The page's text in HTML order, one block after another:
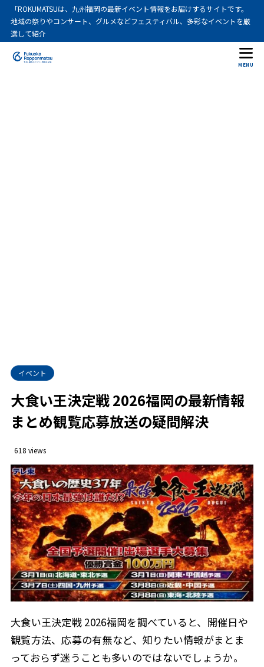
「ROKUMATSUは、九州福岡の最新イベント情報をお届けするサイトです。
地域の祭りやコンサート、グルメなどフェスティバル、多彩なイベントを厳
選して紹介
MENU
イベント
大食い王決定戦 2026福岡の最新情報
まとめ観覧応募放送の疑問解決
618 views
大食い王決定戦 2026福岡を調べていると、開催日や
観覧方法、応募の有無など、知りたい情報がまとま
っておらず迷うことも多いのではないでしょうか。
目次
1 大食い王決定戦2026福岡の開催概要
2.1
2.1.2 応募締切と必要書類
2.2 競技ルールメニュー勝ち上がり
2.2.2 禁止事項とペナルティ
2.3 放送日とTVer見逃し配信
2.3.1 テレ東系放送と地域差
2.3.2
配信開始と期限
2.4 アクセス駐車場送迎バス
2.4.1 西鉄バス最寄り停留所
2.4.2 駐車場料金台数と注意
2.5 公式情報の確認方法と参加前に知っておきたいポイント
2.6
大食い王決定戦2026福岡まとめ